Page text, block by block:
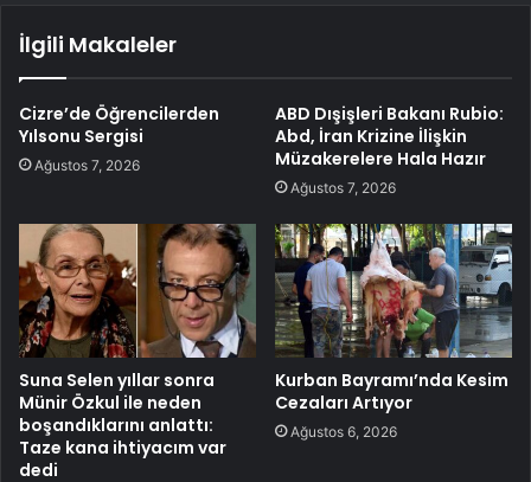
İlgili Makaleler
Cizre’de Öğrencilerden
Yılsonu Sergisi
Ağustos 7, 2026
ABD Dışişleri Bakanı Rubio:
Abd, İran Krizine İlişkin
Müzakerelere Hala Hazır
Ağustos 7, 2026
Suna Selen yıllar sonra
Münir Özkul ile neden
boşandıklarını anlattı:
Taze kana ihtiyacım var
dedi
Kurban Bayramı’nda Kesim
Cezaları Artıyor
Ağustos 6, 2026